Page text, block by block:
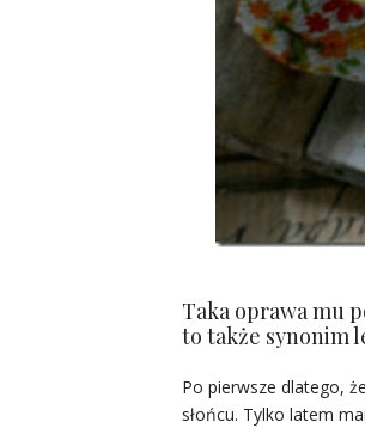
Taka oprawa mu
to także synonim
Po pierwsze dlatego,
słońcu. Tylko latem